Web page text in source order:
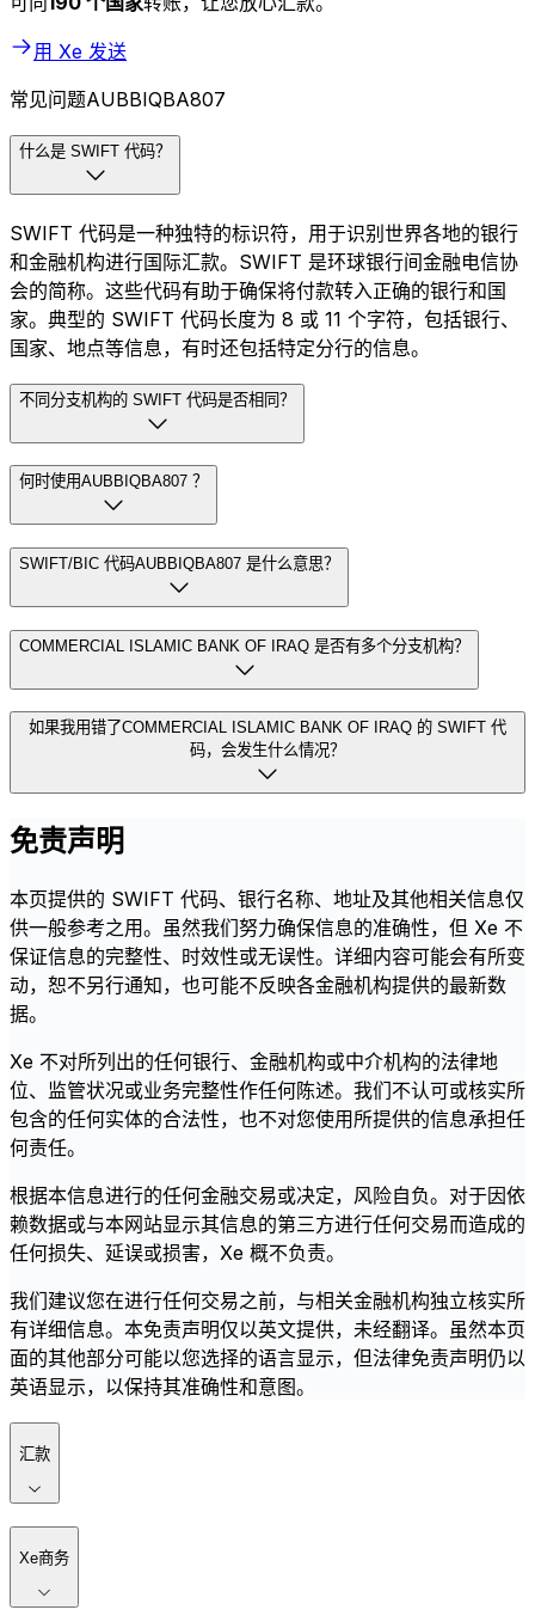
用 Xe 发送
常见问题AUBBIQBA807
什么是 SWIFT 代码？
SWIFT 代码是一种独特的标识符，用于识别世界各地的银行
和金融机构进行国际汇款。SWIFT 是环球银行间金融电信协
会的简称。这些代码有助于确保将付款转入正确的银行和国
家。典型的 SWIFT 代码长度为 8 或 11 个字符，包括银行、
国家、地点等信息，有时还包括特定分行的信息。
不同分支机构的 SWIFT 代码是否相同？
何时使用AUBBIQBA807 ？
SWIFT/BIC 代码AUBBIQBA807 是什么意思？
COMMERCIAL ISLAMIC BANK OF IRAQ 是否有多个分支机构？
如果我用错了COMMERCIAL ISLAMIC BANK OF IRAQ 的 SWIFT 代
码，会发生什么情况？
免责声明
本页提供的 SWIFT 代码、银行名称、地址及其他相关信息仅
供一般参考之用。虽然我们努力确保信息的准确性，但 Xe 不
保证信息的完整性、时效性或无误性。详细内容可能会有所变
动，恕不另行通知，也可能不反映各金融机构提供的最新数
据。
Xe 不对所列出的任何银行、金融机构或中介机构的法律地
位、监管状况或业务完整性作任何陈述。我们不认可或核实所
包含的任何实体的合法性，也不对您使用所提供的信息承担任
何责任。
根据本信息进行的任何金融交易或决定，风险自负。对于因依
赖数据或与本网站显示其信息的第三方进行任何交易而造成的
任何损失、延误或损害，Xe 概不负责。
我们建议您在进行任何交易之前，与相关金融机构独立核实所
有详细信息。本免责声明仅以英文提供，未经翻译。虽然本页
面的其他部分可能以您选择的语言显示，但法律免责声明仍以
英语显示，以保持其准确性和意图。
汇款
Xe商务